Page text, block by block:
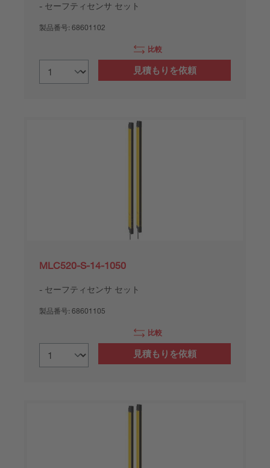
セーフティセンサ セット
製品番号: 68601102
比較
見積もりを依頼
MLC520-S-14-1050
セーフティセンサ セット
製品番号: 68601105
比較
見積もりを依頼